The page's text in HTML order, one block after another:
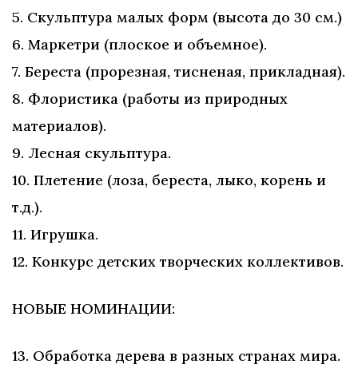
5. Скульптура малых форм (высота до 30 см.)
6. Маркетри (плоское и объемное).
7. Береста (прорезная, тисненая, прикладная).
8. Флористика (работы из природных
материалов).
9. Лесная скульптура.
10. Плетение (лоза, береста, лыко, корень и
т.д.).
11. Игрушка.
12. Конкурс детских творческих коллективов.
НОВЫЕ НОМИНАЦИИ:
13. Обработка дерева в разных странах мира.